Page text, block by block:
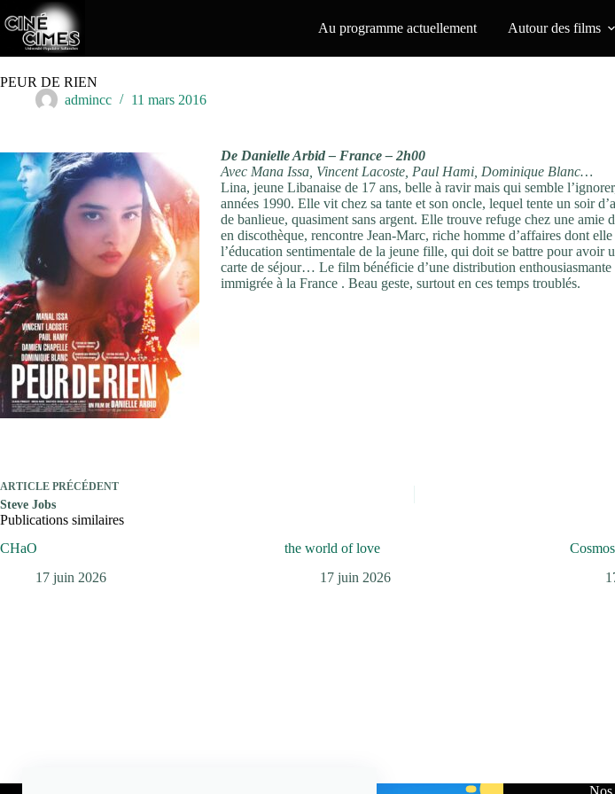
au
contenu
Au programme actuellement Autour des films
PEUR DE RIEN
admincc
11 mars 2016
De Danielle Arbid – France – 2h00
Avec Mana Issa, Vincent Lacoste, Paul Hami, Dominique Blanc…
Lina, jeune Libanaise de 17 ans, belle à ravir mais qui semble
années 1990. Elle vit chez sa tante et son oncle, lequel tente un soir
de banlieue, quasiment sans argent. Elle trouve refuge chez une amie
en discothèque, rencontre Jean-Marc, riche homme d’affaires dont
l’éducation sentimentale de la jeune fille, qui doit se battre pour avoir
carte de séjour… Le film bénéficie d’une distribution enthousiasmante
immigrée à la France . Beau geste, surtout en ces temps troublés.
ARTICLE PRÉCÉDENT
Steve Jobs
Publications similaires
CHaO
17 juin 2026
the world of love
17 juin 2026
Cosmos
Nos